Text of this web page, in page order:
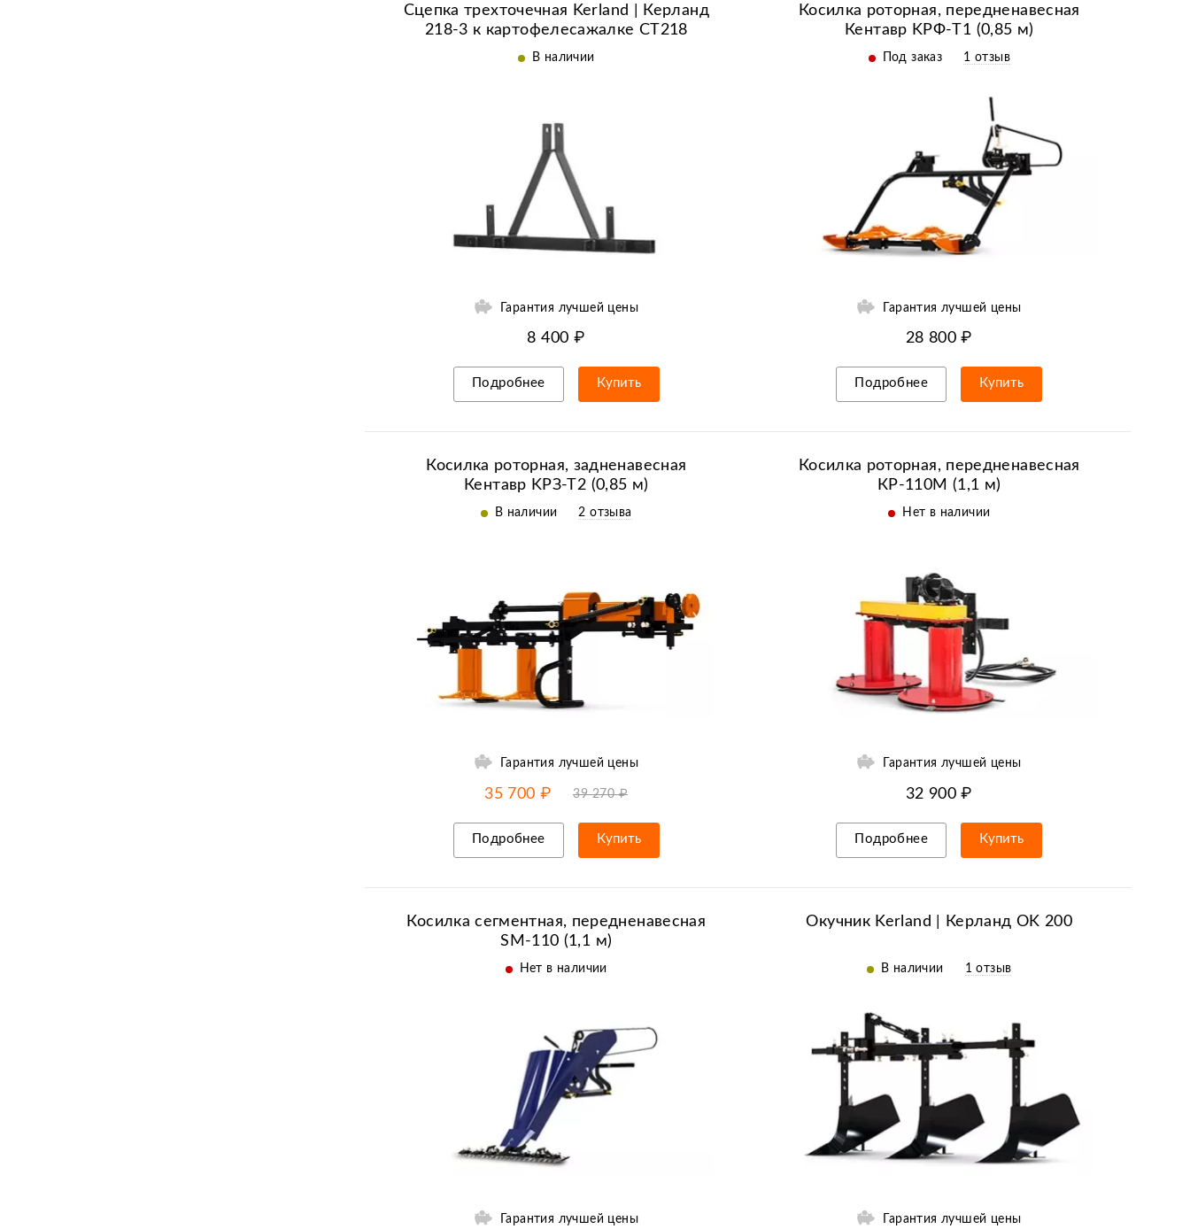
Сцепка трехточечная Kerland | Керланд
218-3 к картофелесажалке CT218
В наличии
Гарантия лучшей цены
8 400 ₽
Подробнее Купить
Косилка роторная, передненавесная
Кентавр KРФ-T1 (0,85 м)
Под заказ 1 отзыв
Гарантия лучшей цены
28 800 ₽
Подробнее Купить
Косилка роторная, задненавесная
Кентавр KРЗ-Т2 (0,85 м)
В наличии 2 отзыва
Гарантия лучшей цены
-10% от цены до 13.08
35 700 ₽ 39 270 ₽
Подробнее Купить
Косилка роторная, передненавесная
КР-110М (1,1 м)
Нет в наличии
Гарантия лучшей цены
32 900 ₽
Подробнее Купить
Косилка сегментная, передненавесная
SM-110 (1,1 м)
Нет в наличии
Гарантия лучшей цены
Окучник Kerland | Керланд OK 200
В наличии 1 отзыв
Гарантия лучшей цены